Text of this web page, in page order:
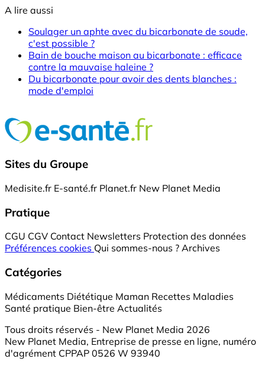
A lire aussi
Soulager un aphte avec du bicarbonate de soude,
c'est possible ?
Bain de bouche maison au bicarbonate : efficace
contre la mauvaise haleine ?
Du bicarbonate pour avoir des dents blanches :
mode d'emploi
Sites du Groupe
Medisite.fr E-santé.fr Planet.fr New Planet Media
Pratique
CGU CGV Contact Newsletters Protection des données
Préférences cookies Qui sommes-nous ? Archives
Catégories
Médicaments Diététique Maman Recettes Maladies
Santé pratique Bien-être Actualités
Tous droits réservés - New Planet Media 2026
New Planet Media, Entreprise de presse en ligne, numéro
d'agrément CPPAP 0526 W 93940